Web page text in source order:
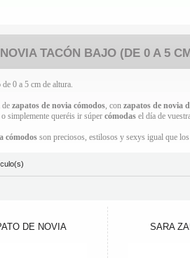
TACÓN BAJO (DE 0 A 5
de 0 a 5 cm de altura.
de zapatos de novia cómodos, con zapatos de novia
simplemente queréis ir súper cómodasel día de
cómodosson preciosos, estilosos y sexys igual que
DE NOVIA SARA